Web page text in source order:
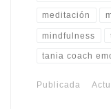
meditación
mindfulness
tania coach
Publicada